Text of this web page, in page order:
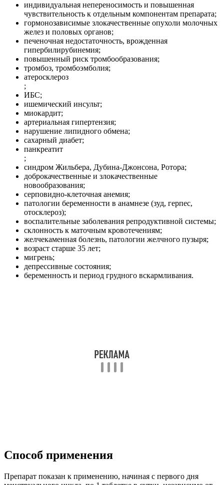
индивидуальная непереносимость и повышенная
чувствительность к отдельным компонентам препарата;
гормонозависимые злокачественные опухоли молочных
желез и половых органов;
печеночная недостаточность, врожденная
гипербилирубинемия;
повышенный риск тромбообразования;
тромбоз, тромбоэмболия;
атеросклероз
;
ИБС;
ишемический инсульт;
миокардит;
артериальная гипертензия;
нарушение липидного обмена;
сахарный диабет;
панкреатит
;
синдром Жильбера, Дубина-Джонсона, Ротора;
доброкачественные и злокачественные
новообразования;
серповидно-клеточная анемия;
патологии беременности в анамнезе (зуд, герпес,
отосклероз);
воспалительные заболевания репродуктивной системы;
склонность к маточным кровотечениям;
желчекаменная болезнь, патологии желчного пузыря;
возраст старше 35 лет;
мигрень;
депрессивные состояния;
беременность и период грудного вскармливания.
Способ применения
Препарат показан к применению, начиная с первого дня